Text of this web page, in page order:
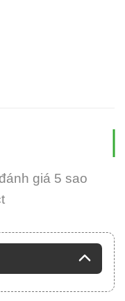
giá 5 sao